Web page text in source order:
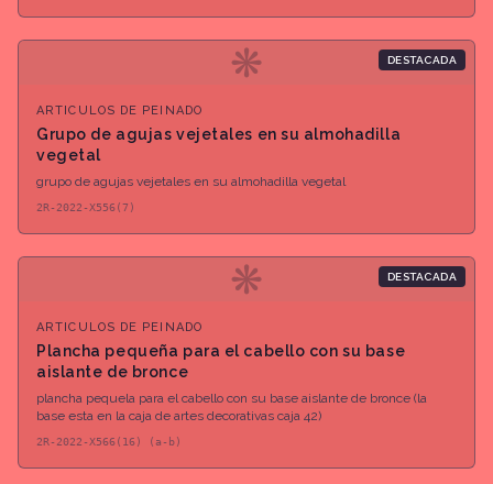
❋ DESTACADA
ARTICULOS DE PEINADO
Grupo de agujas vejetales en su almohadilla
vegetal
grupo de agujas vejetales en su almohadilla vegetal
2R-2022-X556(7)
❋ DESTACADA
ARTICULOS DE PEINADO
Plancha pequeña para el cabello con su base
aislante de bronce
plancha pequela para el cabello con su base aislante de bronce (la
base esta en la caja de artes decorativas caja 42)
2R-2022-X566(16) (a-b)